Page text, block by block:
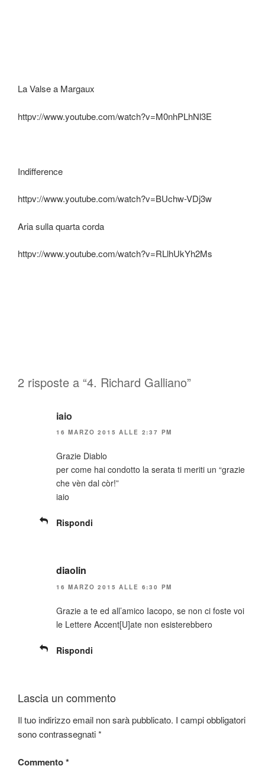
La Valse a Margaux
httpv://www.youtube.com/watch?v=M0nhPLhNl3E
Indifference
httpv://www.youtube.com/watch?v=BUchw-VDj3w
Aria sulla quarta corda
httpv://www.youtube.com/watch?v=RLlhUkYh2Ms
2 risposte a “4. Richard Galliano”
iaio
16 MARZO 2015 ALLE 2:37 PM
Grazie Diablo
per come hai condotto la serata ti meriti un “grazie
che vèn dal còr!”
iaio
Rispondi
diaolin
16 MARZO 2015 ALLE 6:30 PM
Grazie a te ed all’amico Iacopo, se non ci foste voi
le Lettere Accent[U]ate non esisterebbero
Rispondi
Lascia un commento
Il tuo indirizzo email non sarà pubblicato. I campi obbligatori
sono contrassegnati*
Commento*